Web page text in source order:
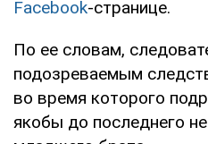
Facebook-странице.
По ее словам,
подозреваемым
во время которого
якобы до последнего